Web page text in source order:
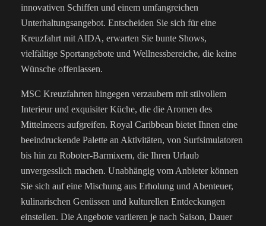
innovativen Schiffen und einem umfangreichen
Unterhaltungsangebot. Entscheiden Sie sich für eine
Kreuzfahrt mit AIDA, erwarten Sie bunte Shows,
vielfältige Sportangebote und Wellnessbereiche, die keine
Wünsche offenlassen.
MSC Kreuzfahrten hingegen verzaubern mit stilvollem
Interieur und exquisiter Küche, die die Aromen des
Mittelmeers aufgreifen. Royal Caribbean bietet Ihnen eine
beeindruckende Palette an Aktivitäten, von Surfsimulatoren
bis hin zu Roboter-Barmixern, die Ihren Urlaub
unvergesslich machen. Unabhängig vom Anbieter können
Sie sich auf eine Mischung aus Erholung und Abenteuer,
kulinarischen Genüssen und kulturellen Entdeckungen
einstellen. Die Angebote variieren je nach Saison, Dauer